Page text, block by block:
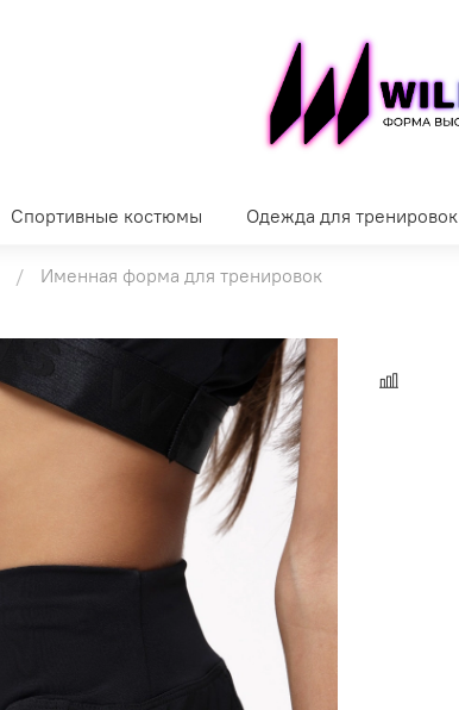
Спортивные костюмы Одежда для тренировок
Именная форма для тренировок